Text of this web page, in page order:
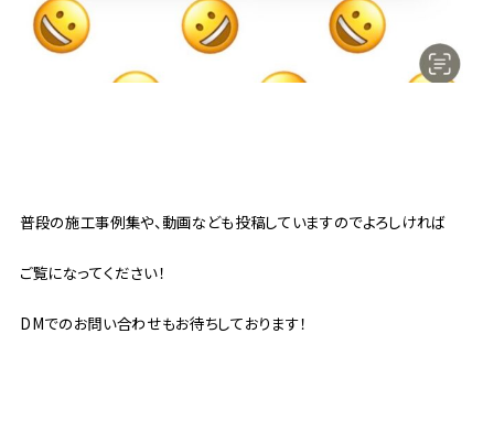
普段の施工事例集や、動画なども投稿していますのでよろしければ
ご覧になってください！
DMでのお問い合わせもお待ちしております！